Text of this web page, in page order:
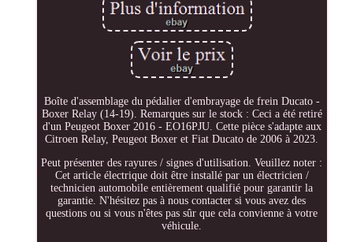
Boîte d'assemblage du pédalier d'embrayage de frein Ducato -
Boxer Relay (14-19). Remarques sur le stock : Ceci a été retiré
d'un Peugeot Boxer 2016 - EO16PJU. Cette pièce s'adapte aux
Citroen Relay, Peugeot Boxer et Fiat Ducato de 2006 à 2023.
Peut présenter des rayures / signes d'utilisation. Veuillez noter :
Cet article électrique doit être installé par un électricien /
technicien automobile entièrement qualifié pour garantir la
garantie. N'hésitez pas à nous contacter si vous avez des
questions ou si vous n'êtes pas sûr que cela convienne à votre
véhicule.